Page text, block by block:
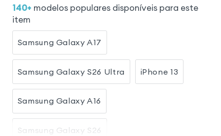
140+ modelos populares disponíveis para este
item
Samsung Galaxy A17
Samsung Galaxy S26 Ultra iPhone 13
Samsung Galaxy A16
Samsung Galaxy S26